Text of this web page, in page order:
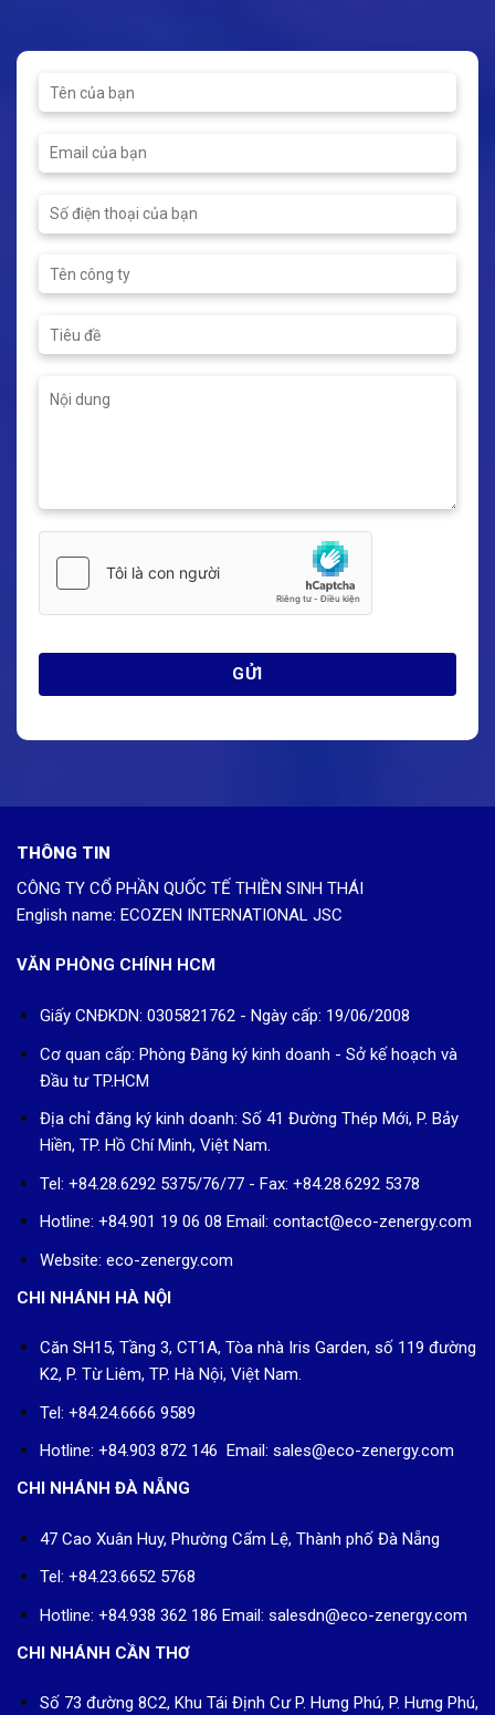
Nhiệt độ tối đa: 250ºC
THÔNG TIN
CÔNG TY CỔ PHẦN QUỐC TẾ THIỀN SINH THÁI
English name: ECOZEN INTERNATIONAL JSC
VĂN PHÒNG CHÍNH HCM
Giấy CNĐKDN: 0305821762 - Ngày cấp: 19/06/2008
Cơ quan cấp: Phòng Đăng ký kinh doanh - Sở kế hoạch và
Đầu tư TP.HCM
Địa chỉ đăng ký kinh doanh: Số 41 Đường Thép Mới, P. Bảy
Hiền, TP. Hồ Chí Minh, Việt Nam.
Tel: +84.28.6292 5375/76/77 - Fax: +84.28.6292 5378
Hotline: +84.901 19 06 08 Email: contact@eco-zenergy.com
Website: eco-zenergy.com
CHI NHÁNH HÀ NỘI
Căn SH15, Tầng 3, CT1A, Tòa nhà Iris Garden, số 119 đường
K2, P. Từ Liêm, TP. Hà Nội, Việt Nam.
Tel: +84.24.6666 9589
Hotline: +84.903 872 146 Email: sales@eco-zenergy.com
CHI NHÁNH ĐÀ NẴNG
47 Cao Xuân Huy, Phường Cẩm Lệ, Thành phố Đà Nẵng
Tel: +84.23.6652 5768
Hotline: +84.938 362 186 Email: salesdn@eco-zenergy.com
CHI NHÁNH CẦN THƠ
Số 73 đường 8C2, Khu Tái Định Cư P. Hưng Phú, P. Hưng Phú,